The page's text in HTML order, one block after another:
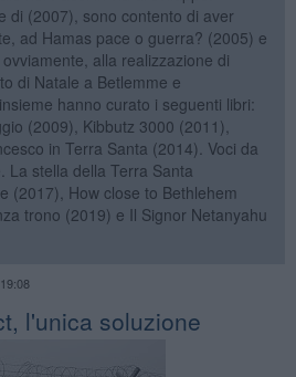
di (2007), sono contento di aver
ad Hamas pace o guerra? (2005) e
alla realizzazione di
di Natale a Betlemme e
hanno curato i seguenti libri:
(2009), Kibbutz 3000 (2011),
in Terra Santa (2014). Voci da
La stella della Terra Santa
(2017), How close to Bethlehem
trono (2019) e Il Signor Netanyahu
l'unica soluzione